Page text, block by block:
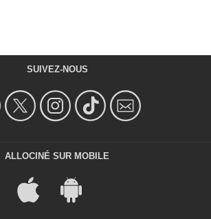
SUIVEZ-NOUS
ALLOCINÉ SUR MOBILE